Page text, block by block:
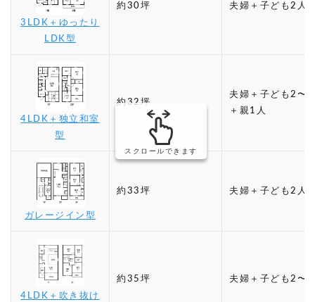
3LDK＋ゆったり
LDK型
約30坪 夫婦＋子ども2人
4LDK＋独立和室
型
約32坪
夫婦＋子ども2〜
＋親1人
ガレージイン型
約33坪 夫婦＋子ども2人
4LDK＋吹き抜け
約35坪 夫婦＋子ども2〜
スクロールできます